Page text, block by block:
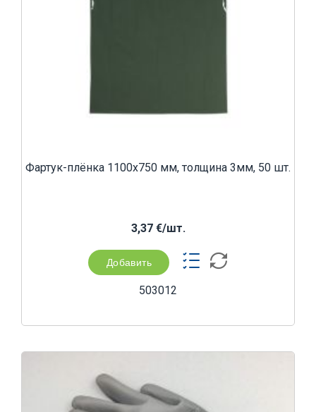
Фартук-плёнка 1100x750 мм, толщина 3мм, 50 шт.
3,37 €/шт.
Добавить
503012